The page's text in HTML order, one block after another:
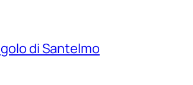
di Santelmo